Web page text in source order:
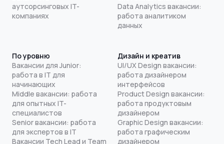
аутсорсинговых IT-
компаниях
Data Analytics вакансии:
работа аналитиком
данных
По уровню
Вакансии для Junior:
работа в IT для
начинающих
Middle вакансии: работа
для опытных IT-
специалистов
Senior вакансии: работа
для экспертов в IT
Вакансии Tech Lead и Team
Дизайн и креатив
UI/UX Design вакансии:
работа дизайнером
интерфейсов
Product Design вакансии:
работа продуктовым
дизайнером
Graphic Design вакансии:
работа графическим
дизайнером